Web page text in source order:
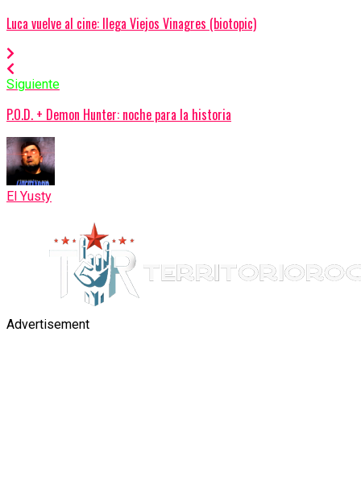
Luca vuelve al cine: llega Viejos Vinagres (biotopic)
Siguiente
P.O.D. + Demon Hunter: noche para la historia
El Yusty
Advertisement